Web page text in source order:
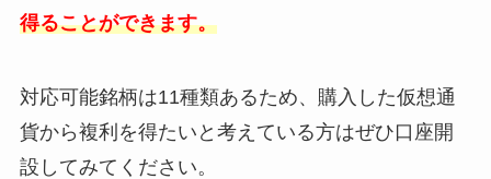
得ることができます。
対応可能銘柄は11種類あるため、購入した仮想通
貨から複利を得たいと考えている方はぜひ口座開
設してみてください。